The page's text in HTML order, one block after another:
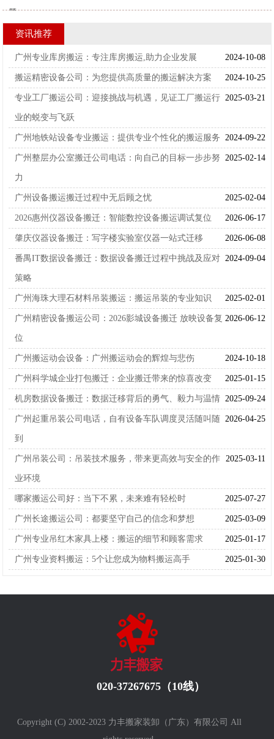
题
资讯推荐
2024-10-08
广州专业库房搬运：专注库房搬运,助力企业发展
2024-10-25
搬运精密设备公司：为您提供高质量的搬运解决方案
2025-03-21
专业工厂搬运公司：迎接挑战与机遇，见证工厂搬运行
业的蜕变与飞跃
2024-09-22
广州地铁站设备专业搬运：提供专业个性化的搬运服务
2025-02-14
广州整层办公室搬迁公司电话：向自己的目标一步步努
力
2025-02-04
广州设备搬运搬迁过程中无后顾之忧
2026-06-17
2026惠州仪器设备搬迁：智能数控设备搬运调试复位
2026-06-08
肇庆仪器设备搬迁：写字楼实验室仪器一站式迁移
2024-09-04
番禺IT数据设备搬迁：数据设备搬迁过程中挑战及应对
策略
2025-02-01
广州海珠大理石材料吊装搬运：搬运吊装的专业知识
2026-06-12
广州精密设备搬运公司：2026影城设备搬迁 放映设备复
位
2024-10-18
广州搬运动会设备：广州搬运动会的辉煌与悲伤
2025-01-15
广州科学城企业打包搬迁：企业搬迁带来的惊喜改变
2025-09-24
机房数据设备搬迁：数据迁移背后的勇气、毅力与温情
2026-04-25
广州起重吊装公司电话，自有设备车队调度灵活随叫随
到
2025-03-11
广州吊装公司：吊装技术服务，带来更高效与安全的作
业环境
2025-07-27
哪家搬运公司好：当下不累，未来难有轻松时
2025-03-09
广州长途搬运公司：都要坚守自己的信念和梦想
2025-01-17
广州专业吊红木家具上楼：搬运的细节和顾客需求
2025-01-30
广州专业资料搬运：5个让您成为物料搬运高手
020-37267675（10线）
Copyright (C) 2002-2023 力丰搬家装卸（广东）有限公司 All